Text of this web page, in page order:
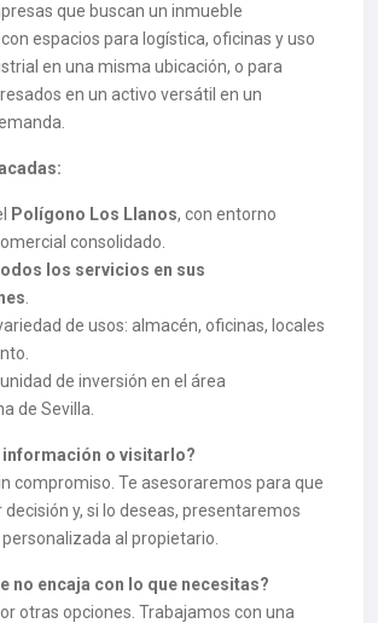
que buscan un inmueble
espacios para logística, oficinas y uso
en una misma ubicación, o para
en un activo versátil en un
Polígono Los Llanos, con entorno
consolidado.
los servicios en sus
de usos: almacén, oficinas, locales
de inversión en el área
de Sevilla.
información o visitarlo?
compromiso. Te asesoraremos para que
y, si lo deseas, presentaremos
al propietario.
no encaja con lo que necesitas?
otras opciones. Trabajamos con una